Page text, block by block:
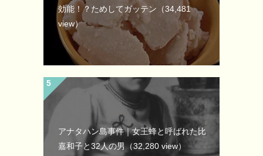
効能！？ためしてガッテン （34,481
view）
アナタハン島事件｜女王蜂と呼ばれた比
嘉和子と32人の男（32,280 view）